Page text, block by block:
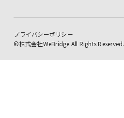
プライバシーポリシー
©株式会社WeBridge All Rights Reserved.